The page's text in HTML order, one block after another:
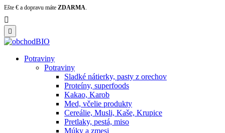
Ešte € a dopravu máte ZDARMA.


Potraviny
Potraviny
Sladké nátierky, pasty z orechov
Proteíny, superfoods
Kakao, Karob
Med, včelie produkty
Cereálie, Musli, Kaše, Krupice
Pretlaky, pestá, miso
Múky a zmesi